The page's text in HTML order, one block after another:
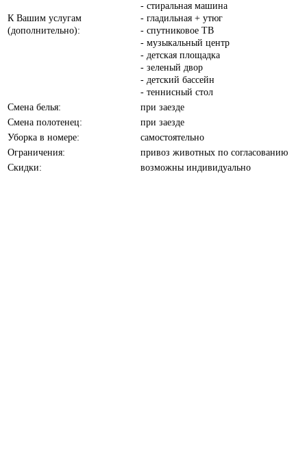
К Вашим услугам
(дополнительно):
- стиральная машина
- гладильная + утюг
- спутниковое ТВ
- музыкальный центр
- детская площадка
- зеленый двор
- детский бассейн
- теннисный стол
Смена белья:
при заезде
Смена полотенец:
при заезде
Уборка в номере:
самостоятельно
Ограничения:
привоз животных по согласованию
Скидки:
возможны индивидуально